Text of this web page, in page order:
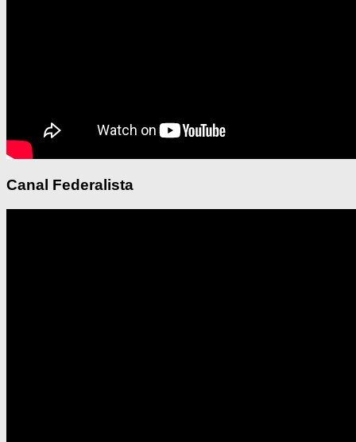
Canal Federalista